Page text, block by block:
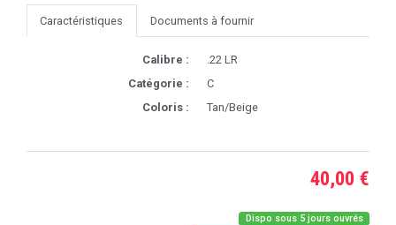
Caractéristiques Documents à fournir
Calibre :
.22 LR
Catégorie :
C
Coloris :
Tan/Beige
40,00 €
Dispo sous 5 jours ouvrés